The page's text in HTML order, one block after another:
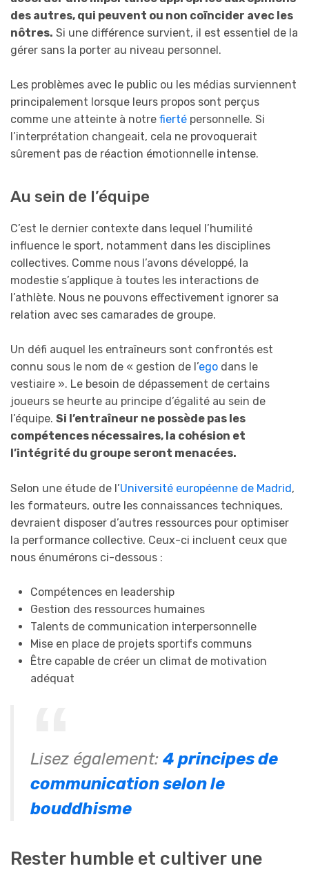
des autres, qui peuvent ou non coïncider avec les
nôtres. Si une différence survient, il est essentiel de la
gérer sans la porter au niveau personnel.
Les problèmes avec le public ou les médias surviennent
principalement lorsque leurs propos sont perçus
comme une atteinte à notre fierté personnelle. Si
l’interprétation changeait, cela ne provoquerait
sûrement pas de réaction émotionnelle intense.
Au sein de l’équipe
C’est le dernier contexte dans lequel l’humilité
influence le sport, notamment dans les disciplines
collectives. Comme nous l’avons développé, la
modestie s’applique à toutes les interactions de
l’athlète. Nous ne pouvons effectivement ignorer sa
relation avec ses camarades de groupe.
Un défi auquel les entraîneurs sont confrontés est
connu sous le nom de « gestion de l’ego dans le
vestiaire ». Le besoin de dépassement de certains
joueurs se heurte au principe d’égalité au sein de
l’équipe. Si l’entraîneur ne possède pas les
compétences nécessaires, la cohésion et
l’intégrité du groupe seront menacées.
Selon une étude de l’Université européenne de Madrid,
les formateurs, outre les connaissances techniques,
devraient disposer d’autres ressources pour optimiser
la performance collective. Ceux-ci incluent ceux que
nous énumérons ci-dessous :
Compétences en leadership
Gestion des ressources humaines
Talents de communication interpersonnelle
Mise en place de projets sportifs communs
Être capable de créer un climat de motivation
adéquat
Lisez également: 4 principes de
communication selon le
bouddhisme
Rester humble et cultiver une